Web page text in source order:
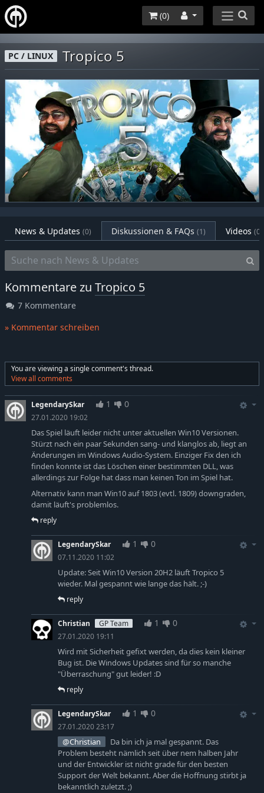
(0)
PC / LINUX Tropico 5
News & Updates (0) Diskussionen & FAQs (1) Videos (0)
Kommentare zu Tropico 5
7 Kommentare
» Kommentar schreiben
You are viewing a single comment's thread.
View all comments
LegendarySkar 1 0
27.01.2020 19:02
Das Spiel läuft leider nicht unter aktuellen Win10 Versionen.
Stürzt nach ein paar Sekunden sang- und klanglos ab, liegt an
Änderungen im Windows Audio-System. Einziger Fix den ich
finden konnte ist das Löschen einer bestimmten DLL, was
allerdings zur Folge hat dass man keinen Ton im Spiel hat.
Alternativ kann man Win10 auf 1803 (evtl. 1809) downgraden,
damit läuft's problemlos.
reply
LegendarySkar 1 0
07.11.2020 11:02
Update: Seit Win10 Version 20H2 läuft Tropico 5
wieder. Mal gespannt wie lange das hält. ;-)
reply
Christian GP Team 1 0
27.01.2020 19:11
Wird mit Sicherheit gefixt werden, da dies kein kleiner
Bug ist. Die Windows Updates sind für so manche
"Überraschung" gut leider! :D
reply
LegendarySkar 1 0
27.01.2020 23:17
@Christian
Da bin ich ja mal gespannt. Das
Problem besteht nämlich seit über nem halben Jahr
und der Entwickler ist nicht grade für den besten
Support der Welt bekannt. Aber die Hoffnung stirbt ja
bekanntlich zuletzt. ;)